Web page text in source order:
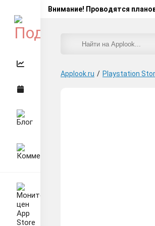
Внимание! Проводятся
Applook.ru / Playstation